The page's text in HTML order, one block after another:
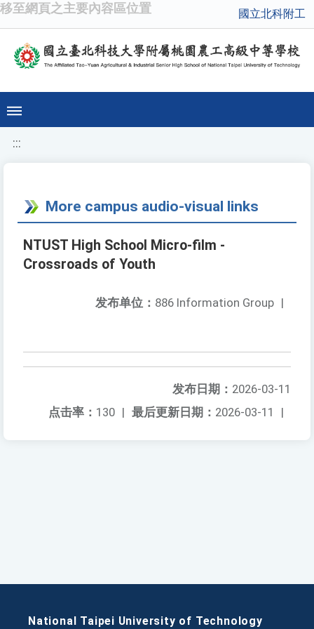
移至網頁之主要內容區位置 國立北科附工
:::
More campus audio-visual links
NTUST High School Micro-film -
Crossroads of Youth
发布单位： 886 Information Group |
发布日期： 2026-03-11
最后更新日期： 2026-03-11 |
点击率： 130 |
National Taipei University of Technology